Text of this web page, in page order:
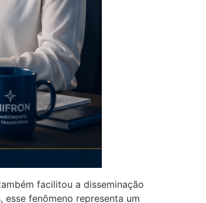
facilitou a disseminação
fenômeno representa um